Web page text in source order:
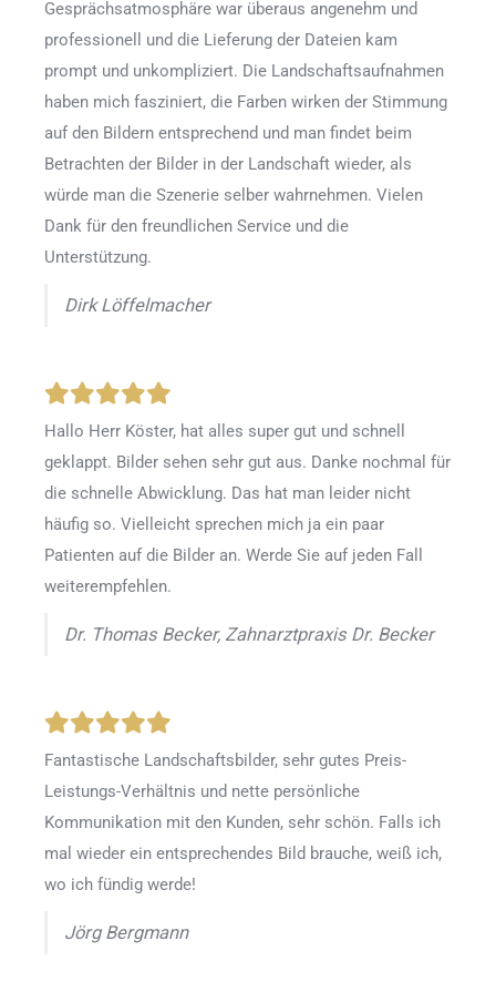
Gesprächsatmosphäre war überaus angenehm und
professionell und die Lieferung der Dateien kam
prompt und unkompliziert. Die Landschaftsaufnahmen
haben mich fasziniert, die Farben wirken der Stimmung
auf den Bildern entsprechend und man findet beim
Betrachten der Bilder in der Landschaft wieder, als
würde man die Szenerie selber wahrnehmen. Vielen
Dank für den freundlichen Service und die
Unterstützung.
Dirk Löffelmacher
Hallo Herr Köster, hat alles super gut und schnell
geklappt. Bilder sehen sehr gut aus. Danke nochmal für
die schnelle Abwicklung. Das hat man leider nicht
häufig so. Vielleicht sprechen mich ja ein paar
Patienten auf die Bilder an. Werde Sie auf jeden Fall
weiterempfehlen.
Dr. Thomas Becker, Zahnarztpraxis Dr. Becker
Fantastische Landschaftsbilder, sehr gutes Preis-
Leistungs-Verhältnis und nette persönliche
Kommunikation mit den Kunden, sehr schön. Falls ich
mal wieder ein entsprechendes Bild brauche, weiß ich,
wo ich fündig werde!
Jörg Bergmann